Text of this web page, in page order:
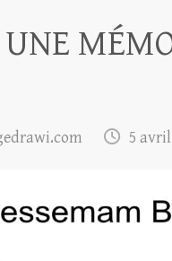
UNE
5 avril